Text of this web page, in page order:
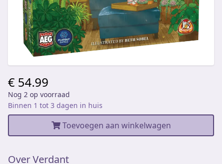
€ 54.99
Nog 2 op voorraad
Binnen 1 tot 3 dagen in huis
Toevoegen aan winkelwagen
Over Verdant